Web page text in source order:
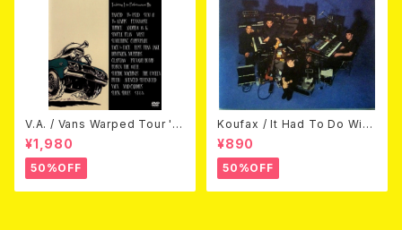
V.A. / Vans Warped Tour '0
3 (DVD)
¥1,980
50%OFF
Koufax / It Had To Do With
Love (CD)
¥890
50%OFF